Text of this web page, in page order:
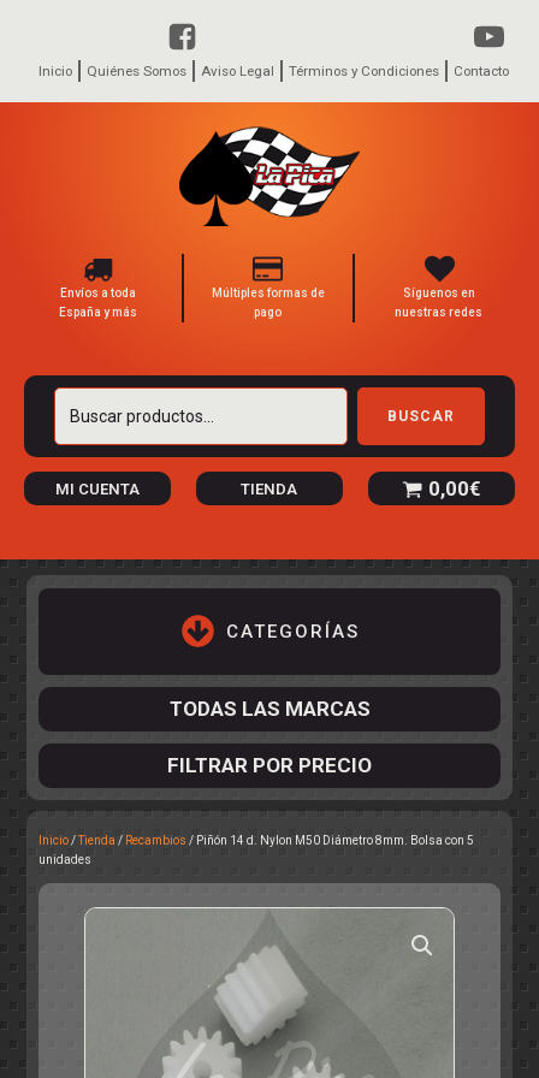
Inicio Quiénes Somos Aviso Legal Términos y Condiciones Contacto
Envíos a toda
España y más
Múltiples formas de
pago
Síguenos en
nuestras redes
Buscar
BUSCAR
MI CUENTA TIENDA 0,00€
CATEGORÍAS
OTROS
RALLY
TODAS LAS MARCAS
FILTRAR POR PRECIO
Inicio/Tienda / Recambios / Piñón 14 d. Nylon M50 Diámetro 8mm. Bolsa con 5
unidades